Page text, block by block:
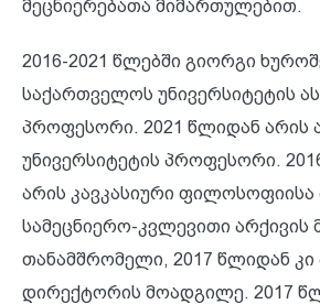
მეცნიერებათა მიმართულებით.
2016-2021 წლებში გიორგი
საქართველოს უნივერსიტეტის
პროფესორი. 2021 წლიდან არის
უნივერსიტეტის პროფესორი.
არის კავკასიური
სამეცნიერო-კვლევითი არქივის
თანამშრომელი, 2017 წლიდან კი
დირექტორის მოადგილე. 2017